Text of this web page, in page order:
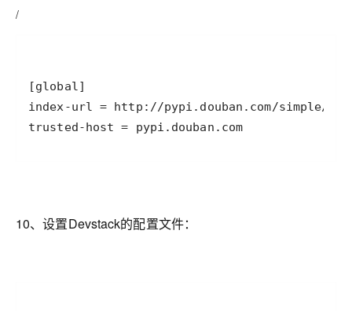
/
trusted-host = pypi.douban.com
10、设置Devstack的配置文件：